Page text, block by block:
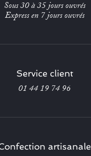
Sous 30 à 35 jours ouvrés
Express en 7 jours ouvrés
Service client
01 44 19 74 96
artisanale